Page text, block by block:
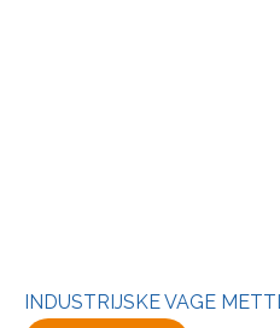
INDUSTRIJSKE VAGE